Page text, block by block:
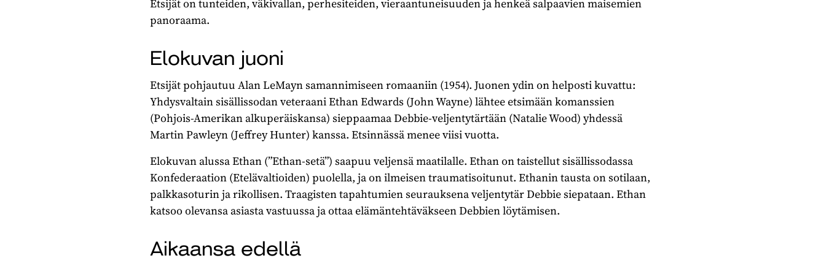
Etsijät on tunteiden, väkivallan, perhesiteiden, vieraantuneisuuden ja henkeä salpaavien maisemien
panoraama.
Elokuvan juoni
Etsijät pohjautuu Alan LeMayn samannimiseen romaaniin (1954). Juonen ydin on helposti kuvattu:
Yhdysvaltain sisällissodan veteraani Ethan Edwards (John Wayne) lähtee etsimään komanssien
(Pohjois-Amerikan alkuperäiskansa) sieppaamaa Debbie-veljentytärtään (Natalie Wood) yhdessä
Martin Pawleyn (Jeffrey Hunter) kanssa. Etsinnässä menee viisi vuotta.
Elokuvan alussa Ethan (”Ethan-setä”) saapuu veljensä maatilalle. Ethan on taistellut sisällissodassa
Konfederaation (Etelävaltioiden) puolella, ja on ilmeisen traumatisoitunut. Ethanin tausta on sotilaan,
palkkasoturin ja rikollisen. Traagisten tapahtumien seurauksena veljentytär Debbie siepataan. Ethan
katsoo olevansa asiasta vastuussa ja ottaa elämäntehtäväkseen Debbien löytämisen.
Aikaansa edellä